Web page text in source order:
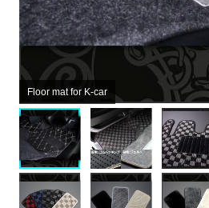
Floor mat for K-car